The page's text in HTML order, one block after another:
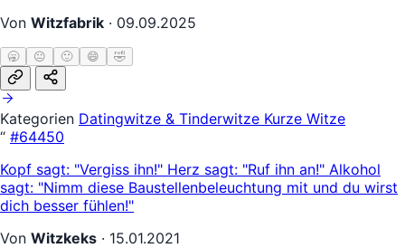
Von Witzfabrik · 09.09.2025
🥱 😐 🙂 😄 🤣
Kategorien Datingwitze & Tinderwitze Kurze Witze
“ #64450
Kopf sagt: "Vergiss ihn!" Herz sagt: "Ruf ihn an!" Alkohol
sagt: "Nimm diese Baustellenbeleuchtung mit und du wirst
dich besser fühlen!"
Von Witzkeks · 15.01.2021